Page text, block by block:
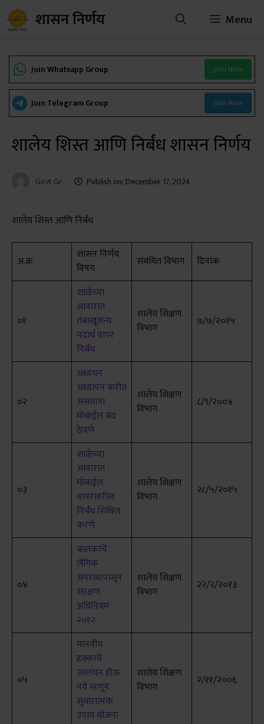
Skip
to
शासन निर्णय Menu
Join Whatsapp Group Join Now
Join Telegram Group Join Now
शालेय शिस्त आणि निर्बंध शासन निर्णय
Govt Gr Publish on: December 17, 2024
शालेय शिस्त आणि निर्बंध
अ.क्र.
शासन निर्णय
विषय
संबंधित विभाग दिनांक
०१
शाळेच्या
आवारात
तंबाखूजन्य
पदार्थ वापर
निर्बंध
शालेय शिक्षण
विभाग
७/७/२०१५
०२
अध्ययन
अध्यापन करीत
असताना
मोबाईल बंद
ठेवणे
शालेय शिक्षण
विभाग
८/९/२००४
०३
शाळेच्या
आवारात
मोबाईल
वापरावरील
निर्बंध शिथिल
करणे
शालेय शिक्षण
विभाग
२८/५/२०१५
०४
बालकांचे
लैंगिक
अपराधापासून
संरक्षण
अधिनियम
२०१२
शालेय शिक्षण
विभाग
२२/२/२०१३
०५
मानवीय
हक्कांचे
उल्लंघन होऊ
नये म्हणून
सुधारात्मक
उपाय योजना
शालेय शिक्षण
विभाग
२/११/२००६